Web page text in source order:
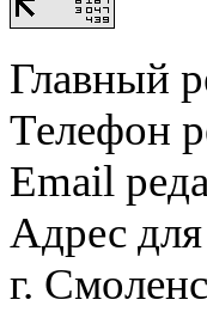
Главный
Телефон
Email
Адрес
г.